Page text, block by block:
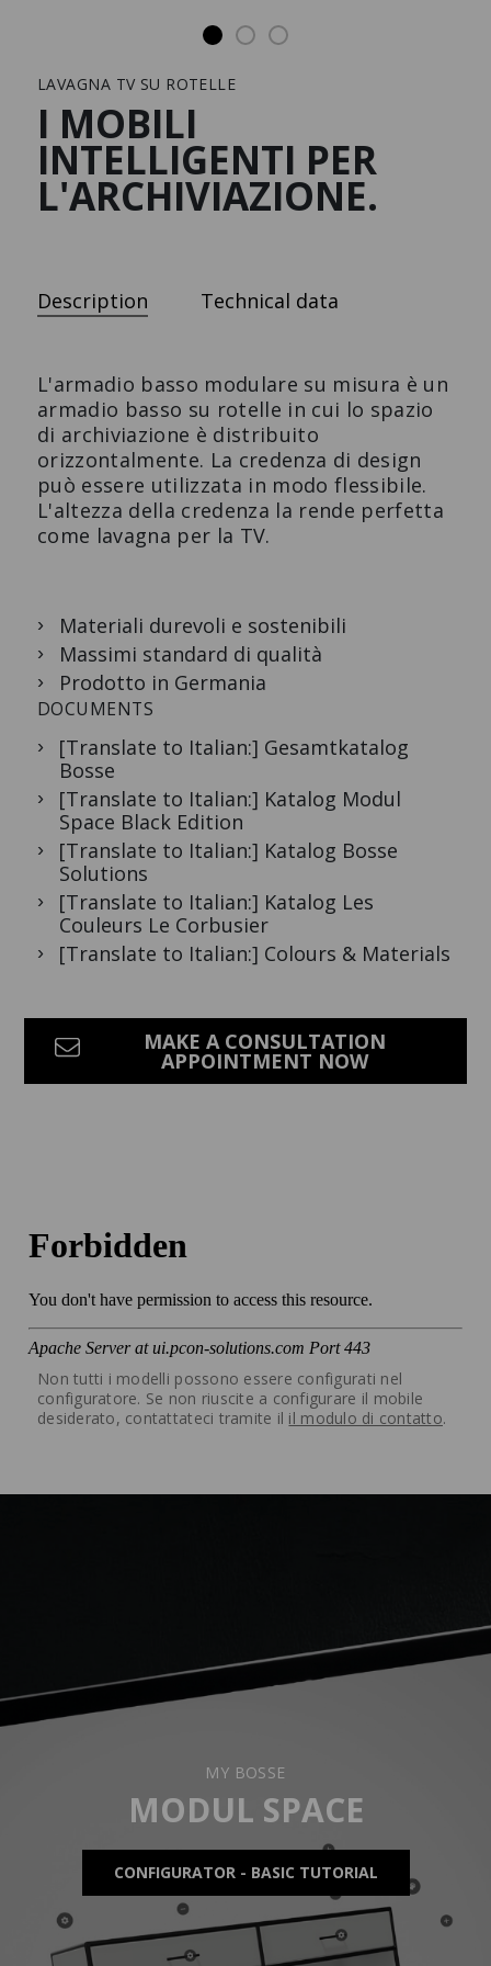
MODUL SPACE MOBILE
PLANT SMALL
Flex to the max.
TAVOLO DA BAR S-DESK
Il tavolo da conferenza di
design.
Tutti i prodotti
LAVAGNA TV SU ROTELLE
I MOBILI
INTELLIGENTI PER
L'ARCHIVIAZIONE.
Description Technical data
L'armadio basso modulare su misura è un
armadio basso su rotelle in cui lo spazio
di archiviazione è distribuito
orizzontalmente. La credenza di design
può essere utilizzata in modo flessibile.
L'altezza della credenza la rende perfetta
come lavagna per la TV.
Materiali durevoli e sostenibili
Massimi standard di qualità
Prodotto in Germania
DOCUMENTS
[Translate to Italian:] Gesamtkatalog
Bosse
[Translate to Italian:] Katalog Modul
Space Black Edition
[Translate to Italian:] Katalog Bosse
Solutions
[Translate to Italian:] Katalog Les
Couleurs Le Corbusier
[Translate to Italian:] Colours & Materials
MAKE A CONSULTATION
APPOINTMENT NOW
Non tutti i modelli possono essere configurati nel
configuratore. Se non riuscite a configurare il mobile
desiderato, contattateci tramite il il modulo di contatto.
MY BOSSE
MODUL SPACE
CONFIGURATOR - BASIC TUTORIAL